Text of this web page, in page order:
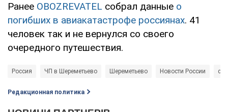
Ранее OBOZREVATEL собрал данные о
погибших в авиакатастрофе россиянах. 41
человек так и не вернулся со своего
очередного путешествия.
Россия ЧП в Шереметьево Шереметьево Новости России
Редакционная политика